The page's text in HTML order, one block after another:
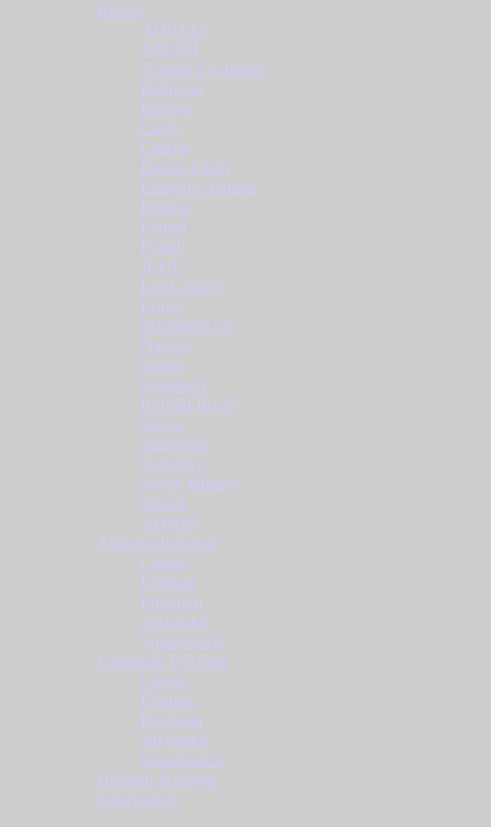
Brands
ADIDAS
AM:PM
Armani Exchange
Belmond
Bulova
Casio
Citizen
Daniel Klein
Emporio Armani
Festina
Ferrari
Fossil
JCOU
Lee Cooper
Lorus
Michael Kors
Nautica
oozoo
Quantum
ROSEFIELD
Sector
Slazenger
Superdry
Swiss Military
Visseti
XONIX
Ανδρικά Ρολόγια
Classic
Fashion
Premium
Αθλητικά
Smartwatch
Γυναικεία Ρολόγια
Classic
Fashion
Premium
Αθλητικά
Smartwatch
Παιδικά Ρολόγια
Smartwatch